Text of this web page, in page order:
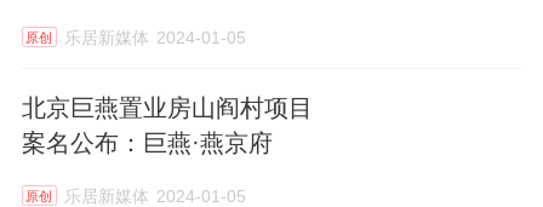
原创 乐居新媒体 2024-01-05
北京巨燕置业房山阎村项目
案名公布：巨燕·燕京府
原创 乐居新媒体 2024-01-05